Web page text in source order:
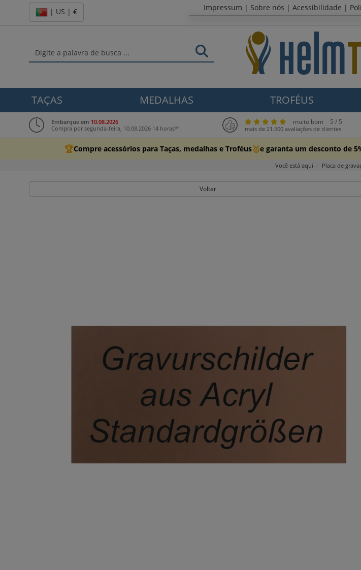
| US | € Impressum | Sobre nós | Acessibilidade |
TAÇAS MEDALHAS TROFÉUS
Embarque em 10.08.2026
Compra por segunda-feira, 10.08.2026 14 horas*¹
muito bom 5 / 5
mais de 21.500 avaliações de clientes
🏆Compre acessórios para Taças, medalhas e Troféus🥇e garanta um desconto de
Você está aqui Placa de
Voltar